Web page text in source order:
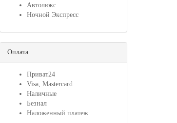
Автолюкс
Ночной Экспресс
Оплата
Приват24
Visa, Mastercard
Наличные
Безнал
Наложенный платеж